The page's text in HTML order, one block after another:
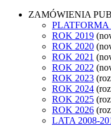
ZAMÓWIENIA
ROK 2019
ROK 2020
ROK 2021
ROK 2022
ROK 2023
ROK 2024
ROK 2025
ROK 2026
LATA 2008-